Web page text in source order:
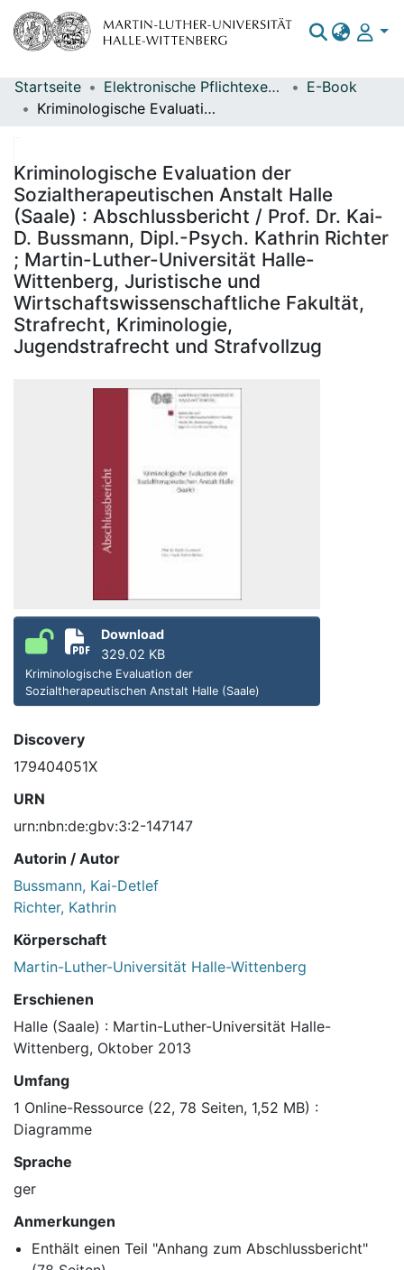
Bereiche & Sammlungen
Statistiken
Startseite Elektronische Pflichtexemplare
E-Book
Kriminologische Evaluation der Sozialtherapeutischen Anstalt Halle (Saale) : Abschlussbericht / Prof. Dr. Kai-D. Bussmann, Dipl.-Psych. Kathrin Richter ; Martin-Luther-Universität Halle-Wittenberg, Juristische und Wirtschaftswissenschaftliche Fakultät, Strafrecht, Kriminologie, Jugendstrafrecht und Strafvollzug
Kriminologische Evaluation der
Sozialtherapeutischen Anstalt Halle
(Saale) : Abschlussbericht / Prof. Dr. Kai-
D. Bussmann, Dipl.-Psych. Kathrin Richter
; Martin-Luther-Universität Halle-
Wittenberg, Juristische und
Wirtschaftswissenschaftliche Fakultät,
Strafrecht, Kriminologie,
Jugendstrafrecht und Strafvollzug
Download
329.02 KB
Kriminologische Evaluation der
Sozialtherapeutischen Anstalt Halle (Saale)
Discovery
179404051X
URN
urn:nbn:de:gbv:3:2-147147
Autorin / Autor
Bussmann, Kai-Detlef
Richter, Kathrin
Körperschaft
Martin-Luther-Universität Halle-Wittenberg
Erschienen
Halle (Saale) : Martin-Luther-Universität Halle-
Wittenberg, Oktober 2013
Umfang
1 Online-Ressource (22, 78 Seiten, 1,52 MB) :
Diagramme
Sprache
ger
Anmerkungen
Enthält einen Teil "Anhang zum Abschlussbericht"